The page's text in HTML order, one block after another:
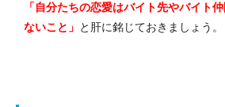
「自分たちの恋愛はバイト先やバイト
ないこと」 と肝に銘じておきましょう。